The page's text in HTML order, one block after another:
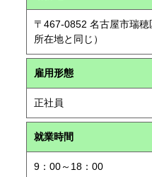
〒467-0852 名古屋市瑞
所在地と同じ）
雇用形態
正社員
就業時間
9：00～18：00